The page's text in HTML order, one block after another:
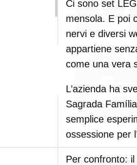
Ci sono set
mensola. E poi
nervi e diversi
appartiene
come una vera
L’azienda ha
Sagrada
semplice
ossessione per
Per confronto: